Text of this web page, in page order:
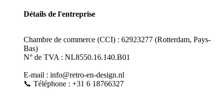
Détails de l'entreprise
Chambre de commerce (CCI) : 62923277 (Rotterdam, Pays-
Bas)
N° de TVA : NL8550.16.140.B01
E-mail : info@retro-en-design.nl
📞 Téléphone : +31 6 18766327